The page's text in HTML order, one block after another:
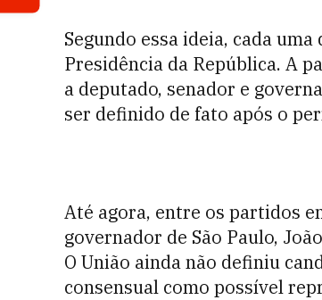
Segundo essa ideia, cada
Presidência da República. A
a deputado, senador e
ser definido de fato após o
Até agora, entre os partidos
governador de São Paulo,
O União ainda não definiu
consensual como possível